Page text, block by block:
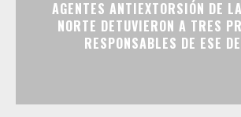
AGENTES ANTIEXTORSIÓN DE
NORTE DETUVIERON A TRES
RESPONSABLES DE ESE